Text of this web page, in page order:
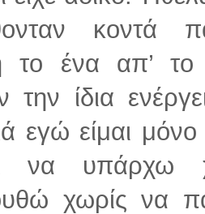
κοντά
το ένα απ’ το
την ίδια
εγώ είμαι
να
χωρίς να